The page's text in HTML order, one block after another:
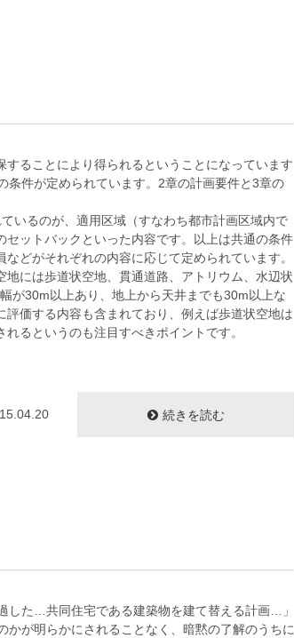
ることにより得られるということになっています
条件が定められています。2章の計画要件と3章の
いるのが、適用区域（すなわち都市計画区域内で
ットバックといった内容です。以上は共通の条件
どがそれぞれの内容に応じて定められています。
には歩道状空地、貫通道路、アトリウム、水辺状
が30m以上あり、地上から天井までも30m以上な
価する内容も含まれており、例えば歩道状空地は
るというのも注目すべきポイントです。
続きを読む
した…共同住宅である建築物を建て替える計画…」
が明らかにされることなく、暗黙の了解のうちに